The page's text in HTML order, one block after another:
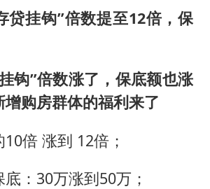
贷挂钩”倍数提至12倍，保
钩”倍数涨了，保底额也涨
增购房群体的福利来了
倍 涨到 12倍；
：30万涨到50万；